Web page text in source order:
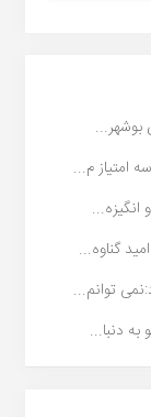
بوشهر...
امتیاز م...
انگیزه...
گناوه...
توانم...
دنبا...